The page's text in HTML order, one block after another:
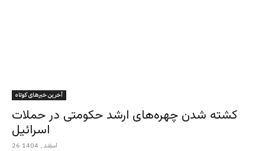
آخرین خبرهای کوتاه
کشته شدن چهره‌های ارشد حکومتی در حملات
اسرائیل
26 اسفند , 1404